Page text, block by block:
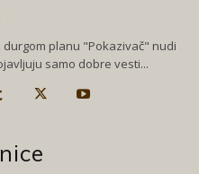
planu "Pokazivač" nudi
samo dobre vesti...